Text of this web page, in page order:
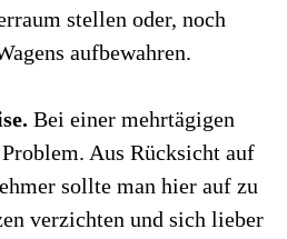
stellen oder, noch
aufbewahren.
Bei einer mehrtägigen
Aus Rücksicht auf
sollte man hier auf zu
verzichten und sich lieber